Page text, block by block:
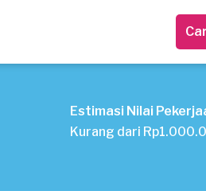
Estimasi Nilai
Kurang dari